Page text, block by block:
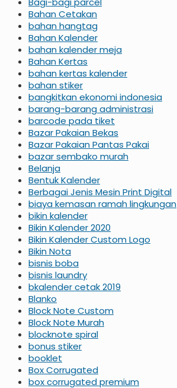
Bahan Cetakan
bahan hangtag
Bahan Kalender
bahan kalender meja
Bahan Kertas
bahan kertas kalender
bahan stiker
bangkitkan ekonomi indonesia
barang-barang administrasi
barcode pada tiket
Bazar Pakaian Bekas
Bazar Pakaian Pantas Pakai
bazar sembako murah
Belanja
Bentuk Kalender
Berbagai Jenis Mesin Print Digital
biaya kemasan ramah lingkungan
bikin kalender
Bikin Kalender 2020
Bikin Kalender Custom Logo
Bikin Nota
bisnis boba
bisnis laundry
bkalender cetak 2019
Blanko
Block Note Custom
Block Note Murah
blocknote spiral
bonus stiker
booklet
Box Corrugated
box corrugated premium